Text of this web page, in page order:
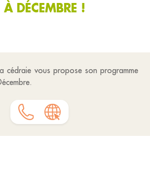
À DÉCEMBRE !
cédraie vous propose son programme